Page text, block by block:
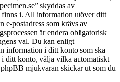
skyddas av
finns i. All information utöver ditt
e-postadress som krävs av
är endera obligatorisk
val. Du kan enligt
information i ditt konto som ska
ditt konto, välja vilka automatiskt
phpBB mjukvaran skickar ut som du